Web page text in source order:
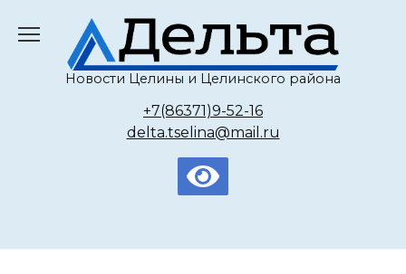
содержанию
Новости Целины и Целинского района
+7(86371)9-52-16
delta.tselina@mail.ru